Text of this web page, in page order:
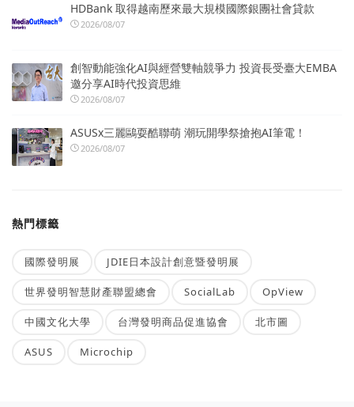
HDBank 取得越南歷來最大規模國際銀團社會貸款
2026/08/07
創智動能強化AI與經營雙軸競爭力 投資長受臺大EMBA
邀分享AI時代投資思維
2026/08/07
ASUSx三麗鷗耍酷聯萌 潮玩開學祭搶抱AI筆電！
2026/08/07
熱門標籤
國際發明展 JDIE日本設計創意暨發明展
世界發明智慧財產聯盟總會 SocialLab OpView
中國文化大學 台灣發明商品促進協會 北市圖
ASUS Microchip